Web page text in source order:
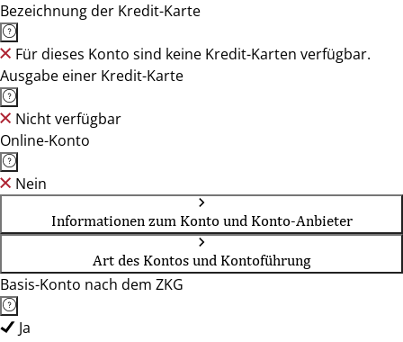
Bezeichnung der Kredit-Karte
Für dieses Konto sind keine Kredit-Karten verfügbar.
Ausgabe einer Kredit-Karte
Nicht verfügbar
Online-Konto
Nein
Informationen zum Konto und Konto-Anbieter
Art des Kontos und Kontoführung
Basis-Konto nach dem ZKG
Ja